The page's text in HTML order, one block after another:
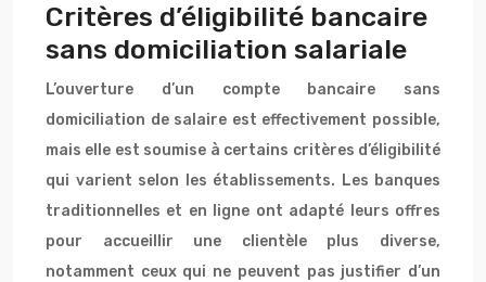
Critères d’éligibilité bancaire
sans domiciliation salariale
L’ouverture d’un compte bancaire sans
domiciliation de salaire est effectivement possible,
mais elle est soumise à certains critères d’éligibilité
qui varient selon les établissements. Les banques
traditionnelles et en ligne ont adapté leurs offres
pour accueillir une clientèle plus diverse,
notamment ceux qui ne peuvent pas justifier d’un